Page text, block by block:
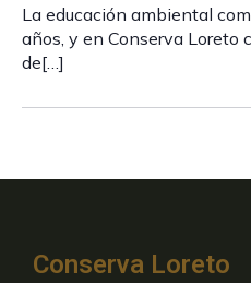
La educación ambiental
años, y en Conserva Loreto
de[…]
Conserva Loreto